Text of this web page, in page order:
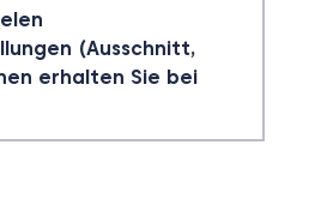
(Ausschnitt,
erhalten Sie bei